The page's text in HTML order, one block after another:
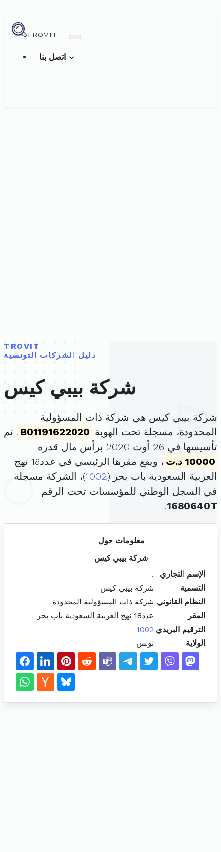
TROVIT
TROVIT
دليل الشركات التونسية
شركة بيبي كيس
شركة بيبي كيس هي شركة ذات المسؤولية
المحدودة، مسجلة تحت الهوية B01191622020 . تم
تأسيسها في 26 أوت 2020 برأس مال قدره
10000 د.ت
، ويقع مقرها الرئيسي في عدد18 نهج
العربية السعودية باب بحر (1002)، الشركة مسجلة
في السجل الوطني للمؤسسات تحت الرقم
1680640T
.
معلومات حول
شركة بيبي كيس
الإسم التجاري
.
التسمية
شركة بيبي كيس
النظام القانوني شركة ذات المسؤولية المحدودة
المقر
عدد18 نهج العربية السعودية باب بحر
الترقيم البريدي 1002
الولاية
تونس